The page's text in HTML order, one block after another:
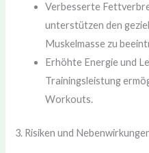
Verbesserte
unterstützen den
Muskelmasse zu
Erhöhte Energie und
Trainingsleistung
Workouts.
3. Risiken und